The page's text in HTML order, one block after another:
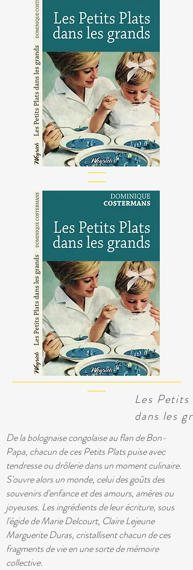
Les Petits
dans les
De la bolognaise congolaise au flan de Bon-
Papa, chacun de ces Petits Plats puise avec
tendresse ou drôlerie dans un moment culinaire.
S'ouvre alors un monde, celui des goûts des
souvenirs d'enfance et des amours, amères ou
joyeuses. Les ingrédients de leur écriture, sous
l'égide de Marie Delcourt, Claire Lejeune
Marguerite Duras, cristallisent chacun de ces
fragments de vie en une sorte de mémoire
collective.